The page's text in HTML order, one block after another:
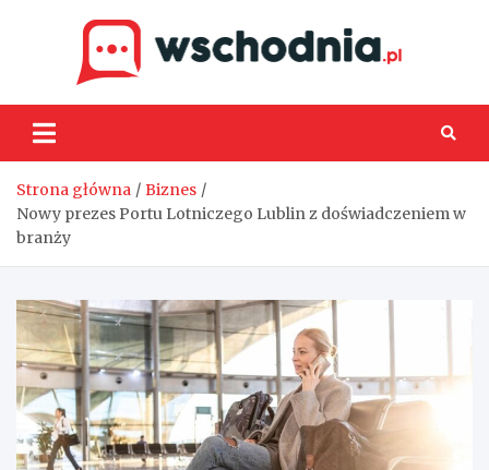
Strona główna
Biznes
Nowy prezes Portu Lotniczego Lublin z doświadczeniem w
branży